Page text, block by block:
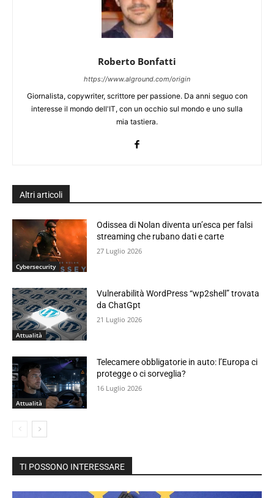
Roberto Bonfatti
https://www.alground.com/origin
Giornalista, copywriter, scrittore per passione. Da anni seguo con
interesse il mondo dell'IT, con un occhio sul mondo e uno sulla
mia tastiera.
Altri articoli
Cybersecurity
Odissea di Nolan diventa un’esca per falsi
streaming che rubano dati e carte
27 Luglio 2026
Attualità
Vulnerabilità WordPress “wp2shell” trovata
da ChatGpt
21 Luglio 2026
Attualità
Telecamere obbligatorie in auto: l’Europa ci
protegge o ci sorveglia?
16 Luglio 2026
TI POSSONO INTERESSARE